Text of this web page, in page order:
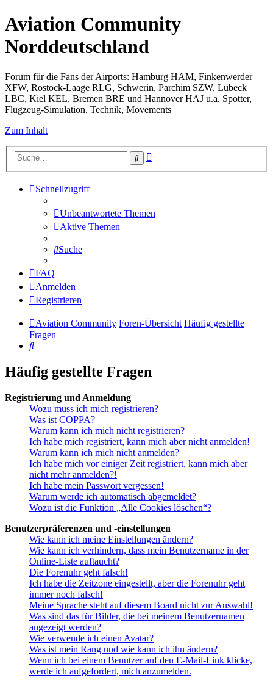
Aviation Community
Norddeutschland
Forum für die Fans der Airports: Hamburg HAM, Finkenwerder
XFW, Rostock-Laage RLG, Schwerin, Parchim SZW, Lübeck
LBC, Kiel KEL, Bremen BRE und Hannover HAJ u.a. Spotter,
Flugzeug-Simulation, Technik, Movements
Zum Inhalt
Suche
Schnellzugriff
Unbeantwortete Themen
Aktive Themen
Suche
FAQ
Anmelden
Registrieren
Aviation Community Foren-Übersicht Häufig gestellte
Fragen
Suche
Häufig gestellte Fragen
Registrierung und Anmeldung
Wozu muss ich mich registrieren?
Was ist COPPA?
Warum kann ich mich nicht registrieren?
Ich habe mich registriert, kann mich aber nicht anmelden!
Warum kann ich mich nicht anmelden?
Ich habe mich vor einiger Zeit registriert, kann mich aber
nicht mehr anmelden?!
Ich habe mein Passwort vergessen!
Warum werde ich automatisch abgemeldet?
Wozu ist die Funktion „Alle Cookies löschen“?
Benutzerpräferenzen und -einstellungen
Wie kann ich meine Einstellungen ändern?
Wie kann ich verhindern, dass mein Benutzername in der
Online-Liste auftaucht?
Die Forenuhr geht falsch!
Ich habe die Zeitzone eingestellt, aber die Forenuhr geht
immer noch falsch!
Meine Sprache steht auf diesem Board nicht zur Auswahl!
Was sind das für Bilder, die bei meinem Benutzernamen
angezeigt werden?
Wie verwende ich einen Avatar?
Was ist mein Rang und wie kann ich ihn ändern?
Wenn ich bei einem Benutzer auf den E-Mail-Link klicke,
werde ich aufgefordert, mich anzumelden.